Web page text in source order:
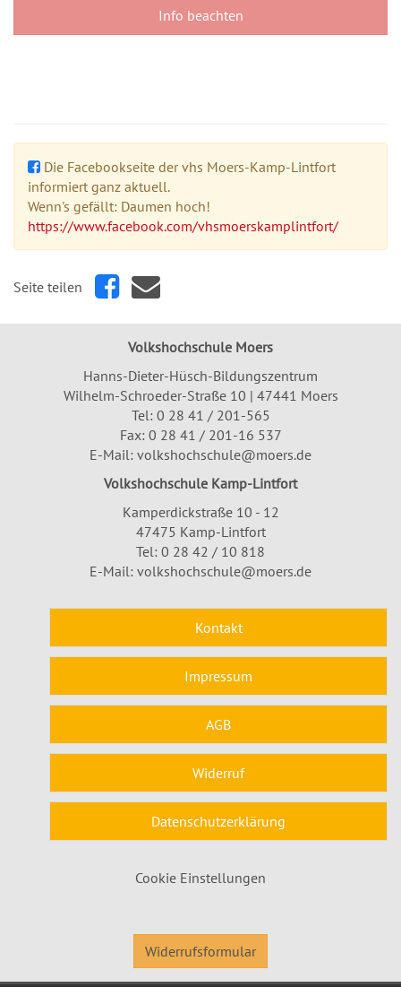
Info beachten
Die Facebookseite der vhs Moers-Kamp-Lintfort
informiert ganz aktuell.
Wenn's gefällt: Daumen hoch!
https://www.facebook.com/vhsmoerskamplintfort/
Seite teilen
Volkshochschule Moers
Hanns-Dieter-Hüsch-Bildungszentrum
Wilhelm-Schroeder-Straße 10 | 47441 Moers
Tel: 0 28 41 / 201-565
Fax: 0 28 41 / 201-16 537
E-Mail: volkshochschule@moers.de
Volkshochschule Kamp-Lintfort
Kamperdickstraße 10 - 12
47475 Kamp-Lintfort
Tel: 0 28 42 / 10 818
E-Mail: volkshochschule@moers.de
Kontakt
Impressum
AGB
Widerruf
Datenschutzerklärung
Cookie Einstellungen
Widerrufsformular